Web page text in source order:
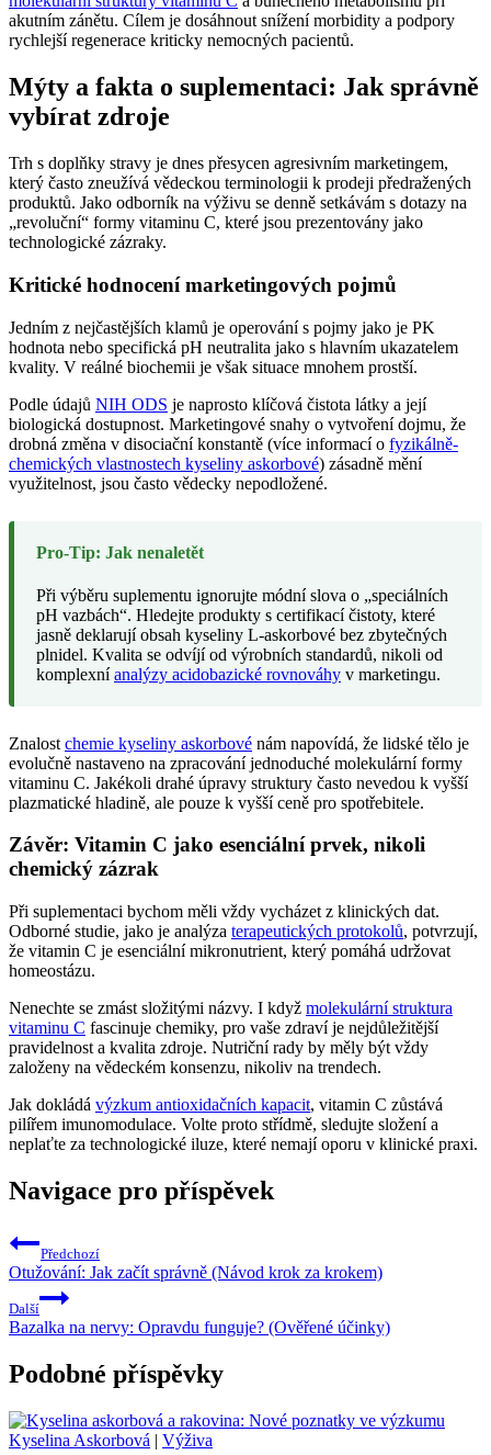
akutním zánětu. Cílem je dosáhnout snížení morbidity a podpory
rychlejší regenerace kriticky nemocných pacientů.
Mýty a fakta o suplementaci: Jak správně
vybírat zdroje
Trh s doplňky stravy je dnes přesycen agresivním marketingem,
který často zneužívá vědeckou terminologii k prodeji předražených
produktů. Jako odborník na výživu se denně setkávám s dotazy na
„revoluční“ formy vitaminu C, které jsou prezentovány jako
technologické zázraky.
Kritické hodnocení marketingových pojmů
Jedním z nejčastějších klamů je operování s pojmy jako je PK
hodnota nebo specifická pH neutralita jako s hlavním ukazatelem
kvality. V reálné biochemii je však situace mnohem prostší.
Podle údajů NIH ODS je naprosto klíčová čistota látky a její
biologická dostupnost. Marketingové snahy o vytvoření dojmu, že
drobná změna v disociační konstantě (více informací o fyzikálně-
chemických vlastnostech kyseliny askorbové) zásadně mění
využitelnost, jsou často vědecky nepodložené.
Pro-Tip: Jak nenaletět
Při výběru suplementu ignorujte módní slova o „speciálních
pH vazbách“. Hledejte produkty s certifikací čistoty, které
jasně deklarují obsah kyseliny L-askorbové bez zbytečných
plnidel. Kvalita se odvíjí od výrobních standardů, nikoli od
komplexníanalýzy acidobazické rovnováhy v marketingu.
Znalost chemie kyseliny askorbové nám napovídá, že lidské tělo je
evolučně nastaveno na zpracování jednoduché molekulární formy
vitaminu C. Jakékoli drahé úpravy struktury často nevedou k vyšší
plazmatické hladině, ale pouze k vyšší ceně pro spotřebitele.
Závěr: Vitamin C jako esenciální prvek, nikoli
chemický zázrak
Při suplementaci bychom měli vždy vycházet z klinických dat.
Odborné studie, jako je analýza terapeutických protokolů, potvrzují,
že vitamin C je esenciální mikronutrient, který pomáhá udržovat
homeostázu.
Nenechte se zmást složitými názvy. I když molekulární struktura
vitaminu C fascinuje chemiky, pro vaše zdraví je nejdůležitější
pravidelnost a kvalita zdroje. Nutriční rady by měly být vždy
založeny na vědeckém konsenzu, nikoliv na trendech.
Jak dokládá výzkum antioxidačních kapacit, vitamin C zůstává
pilířem imunomodulace. Volte proto střídmě, sledujte složení a
neplaťte za technologické iluze, které nemají oporu v klinické praxi.
Navigace pro příspěvek
Předchozí
Otužování: Jak začít správně (Návod krok za krokem)
Další
Bazalka na nervy: Opravdu funguje? (Ověřené účinky)
Podobné příspěvky
Kyselina Askorbová | Výživa